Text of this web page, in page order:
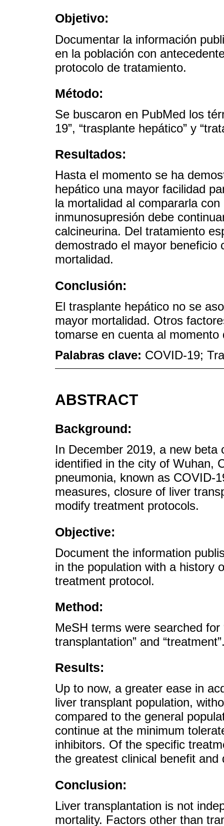
Objetivo:
Documentar la información
en la población con
protocolo de tratamiento.
Método:
Se buscaron en PubMed los
19”, “trasplante hepático” y
Resultados:
Hasta el momento se ha
hepático una mayor facilidad
la mortalidad al compararla
inmunosupresión debe
calcineurina. Del tratamiento
demostrado el mayor beneficio
mortalidad.
Conclusión:
El trasplante hepático no se
mayor mortalidad. Otros
tomarse en cuenta al
Palabras clave: COVID-19;
ABSTRACT
Background:
In December 2019, a new
identified in the city of Wuhan,
pneumonia, known as COVID-
measures, closure of liver
modify treatment protocols.
Objective:
Document the information
in the population with a history
treatment protocol.
Method:
MeSH terms were searched for
transplantation” and
Results:
Up to now, a greater ease in
liver transplant population,
compared to the general
continue at the minimum
inhibitors. Of the specific
the greatest clinical benefit and
Conclusion:
Liver transplantation is not
mortality. Factors other than